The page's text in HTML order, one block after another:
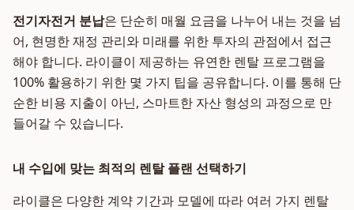
전기자전거 분납은 단순히 매월 요금을 나누어 내는 것을 넘
어, 현명한 재정 관리와 미래를 위한 투자의 관점에서 접근
해야 합니다. 라이클이 제공하는 유연한 렌탈 프로그램을
100% 활용하기 위한 몇 가지 팁을 공유합니다. 이를 통해 단
순한 비용 지출이 아닌, 스마트한 자산 형성의 과정으로 만
들어갈 수 있습니다.
내 수입에 맞는 최적의 렌탈 플랜 선택하기
라이클은 다양한 계약 기간과 모델에 따라 여러 가지 렌탈